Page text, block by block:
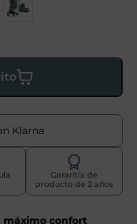
Klarna
Garantía de
producto de 2 años
máximo confort